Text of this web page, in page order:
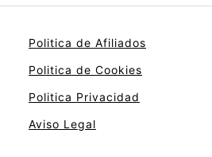
Politica de Afiliados
Politica de Cookies
Politica Privacidad
Aviso Legal